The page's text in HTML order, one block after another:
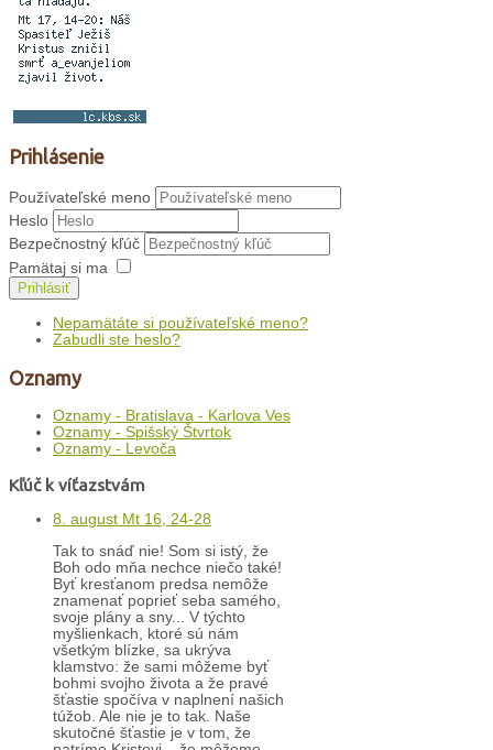
Prihlásenie
Používateľské meno
Heslo
Bezpečnostný kľúč
Pamätaj si ma
Prihlásiť
Nepamätáte si používateľské meno?
Zabudli ste heslo?
Oznamy
Oznamy - Bratislava - Karlova Ves
Oznamy - Spišský Štvrtok
Oznamy - Levoča
Kľúč k víťazstvám
8. august Mt 16, 24-28
Tak to snáď nie! Som si istý, že
Boh odo mňa nechce niečo také!
Byť kresťanom predsa nemôže
znamenať poprieť seba samého,
svoje plány a sny... V týchto
myšlienkach, ktoré sú nám
všetkým blízke, sa ukrýva
klamstvo: že sami môžeme byť
bohmi svojho života a že pravé
šťastie spočíva v naplnení našich
túžob. Ale nie je to tak. Naše
skutočné šťastie je v tom, že